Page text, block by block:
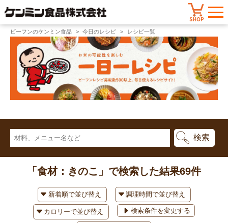
ビーフンのケンミン食品 今日のレシピ レシピ一覧
「食材：きのこ」で検索した結果69件
検索条件を変更する